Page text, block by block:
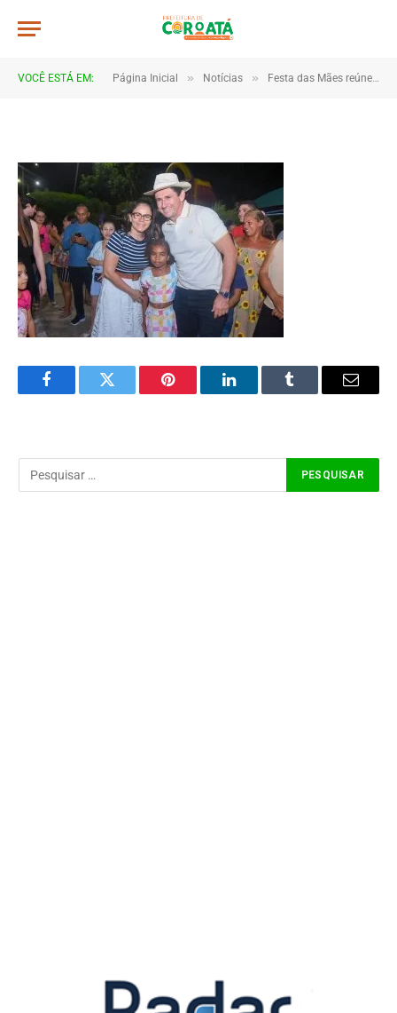
VOCÊ ESTÁ EM: Página Inicial » Notícias » Festa das Mães reúne multidão e emociona famílias em Coroatá
DSC_1267
FacebookTwitter Pinterest LinkedInTumblr Email